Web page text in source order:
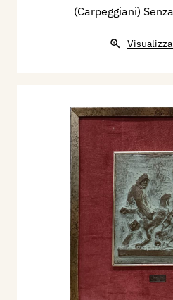
(Carpeggiani)